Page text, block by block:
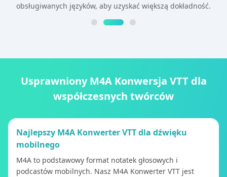
obsługiwanych języków, aby uzyskać większą dokładność.
Usprawniony M4A Konwersja VTT dla
współczesnych twórców
Najlepszy M4A Konwerter VTT dla dźwięku
mobilnego
M4A to podstawowy format notatek głosowych i
podcastów mobilnych. Nasz M4A Konwerter VTT jest